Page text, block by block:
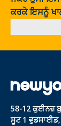
ਕਰਕੇ ਇਸਨੂੰ
58-12 ਕੁਈਨਜ਼
ਸੂਟ 1 ਵੁਡਸਾਈਡ,